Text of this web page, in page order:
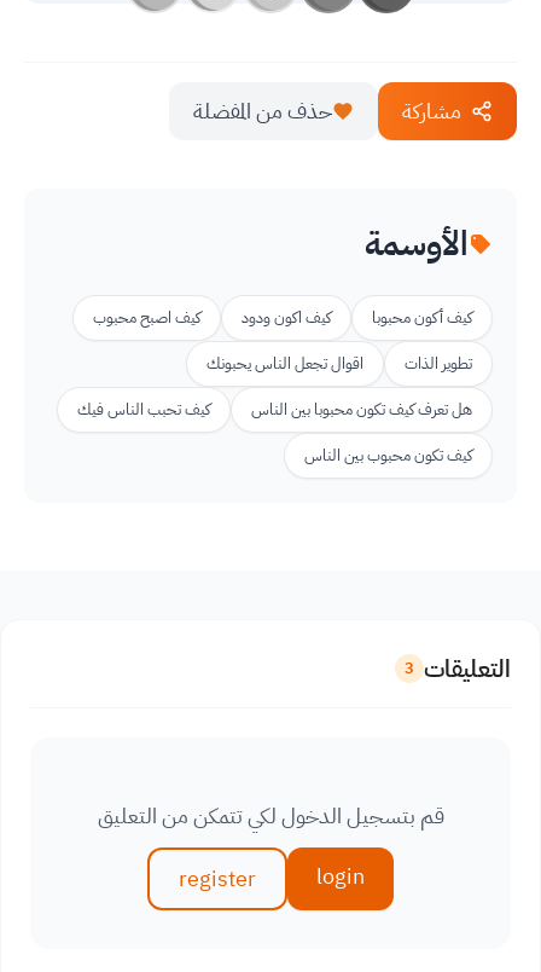
مشاركة حذف من المفضلة
الأوسمة
كيف أكون محبوبا كيف اكون ودود
كيف اصبح محبوب
تطوير الذات
اقوال تجعل الناس يحبونك
هل تعرف كيف تكون محبوبا بين الناس
كيف تحبب الناس فيك
كيف تكون محبوب بين الناس
التعليقات 3
قم بتسجيل الدخول لكي تتمكن من التعليق
login
register